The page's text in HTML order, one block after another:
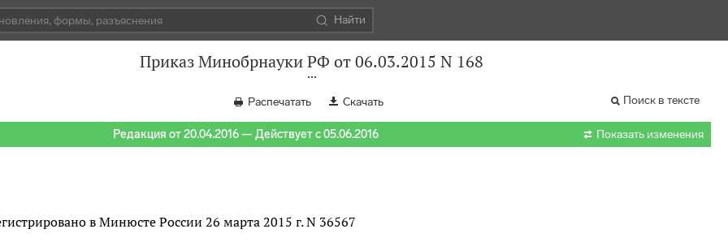
Найти
Приказ Минобрнауки РФ от 06.03.2015 N 168
Распечатать Скачать Поиск в тексте
Редакция от 20.04.2016 — Действует с 05.06.2016  Показать изменения
в Минюсте России 26 марта 2015 г. N 36567